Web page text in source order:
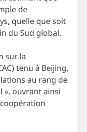
de
quelle que soit
du Sud global.
sur la
tenu à Beijing,
au rang de
ouvrant ainsi